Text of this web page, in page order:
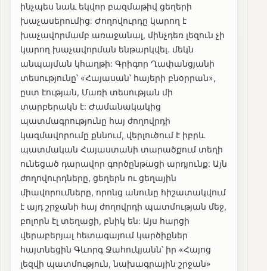
ինչպես նաև եկվոր բազմաթիվ ցեղերի
խաչասերումից: Ժողովուրդը կարող է
խաչավորմամբ առաջանալ, մինչդեռ լեզուն չի
կարող խաչավորման ենթարկվել. մեկն
անպայման կհաղթի: Գրիգոր Ղափանցյանի
տեսությունը՝ «Հայասան՝ հայերի բնօրրան»,
ըստ էության, Մառի տեսության մի
տարբերակն է: Ժամանակակից
պատմագրությունը հայ ժողովրդի
կազմավորումը քննում, վերլուծում է իբրև
պատմական Հայաստանի տարածքում տեղի
ունեցած դարավոր գործընթացի արդյունք: Այն
ժողովուրդները, ցեղերն ու ցեղային
միավորումները, որոնց անունը հիշատակվում
է այդ շրջանի հայ ժողովրդի պատմության մեջ,
բոլորն էլ տեղացի, բնիկ են: Այս հարցի
վերաբերյալ հետագայում կարծիքներ
հայտնեցին Գևորգ Ջահուկյանն՝ իր «Հայոց
լեզվի պատմություն, նախագրային շրջան»